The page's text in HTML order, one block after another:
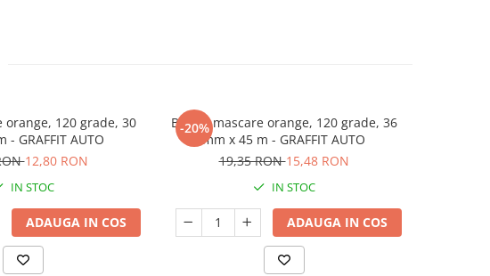
orange, 120 grade, 30
- GRAFFIT AUTO
12,80 RON
IN STOC
ADAUGA IN COS
-20%
Banda mascare orange, 120 grade, 36
mm x 45 m - GRAFFIT AUTO
19,35 RON15,48 RON
IN STOC
ADAUGA IN COS